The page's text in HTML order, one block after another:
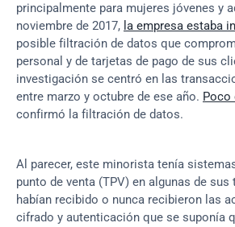
principalmente para mujeres jóvenes y
noviembre de 2017, la empresa estaba
posible filtración de datos que
personal y de tarjetas de pago de sus
investigación se centró en las
entre marzo y octubre de ese año. Poco
confirmó la filtración de datos.
Al parecer, este minorista tenía
punto de venta (TPV) en algunas de sus
habían recibido o nunca recibieron las
cifrado y autenticación que se suponía